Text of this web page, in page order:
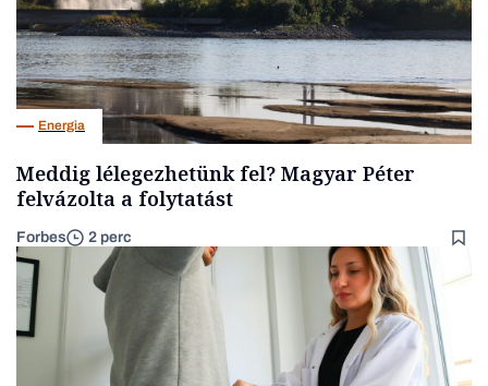
Energia
Meddig lélegezhetünk fel? Magyar Péter
felvázolta a folytatást
Forbes 2 perc